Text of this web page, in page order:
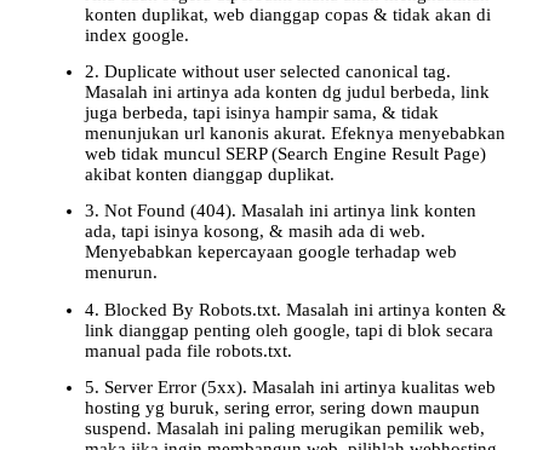
konten duplikat, web dianggap copas & tidak akan di
index google.
2. Duplicate without user selected canonical tag.
Masalah ini artinya ada konten dg judul berbeda, link
juga berbeda, tapi isinya hampir sama, & tidak
menunjukan url kanonis akurat. Efeknya menyebabkan
web tidak muncul SERP (Search Engine Result Page)
akibat konten dianggap duplikat.
3. Not Found (404). Masalah ini artinya link konten
ada, tapi isinya kosong, & masih ada di web.
Menyebabkan kepercayaan google terhadap web
menurun.
4. Blocked By Robots.txt. Masalah ini artinya konten &
link dianggap penting oleh google, tapi di blok secara
manual pada file robots.txt.
5. Server Error (5xx). Masalah ini artinya kualitas web
hosting yg buruk, sering error, sering down maupun
suspend. Masalah ini paling merugikan pemilik web,